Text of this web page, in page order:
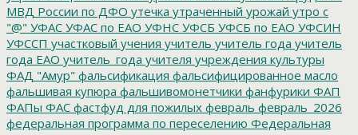
МВД России по ДФО утечка утраченный урожай утро с
"@" УФАС УФАС по ЕАО УФНС УФСБ УФСБ по ЕАО УФСИН
УФССП участковый учения учитель учитель года учитель
года ЕАО учитель_года учителя учреждения культуры
ФАД "Амур" фальсификация фальсифицированное масло
фальшивая купюра фальшивомонетчики фанфурики ФАП
ФАПы ФАС фастфуд для пожилых февраль февраль_2026
федеральная программа по переселению Федеральная